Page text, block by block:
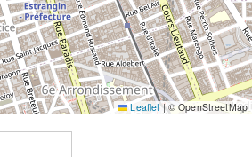
Leaflet |© OpenStreetMap